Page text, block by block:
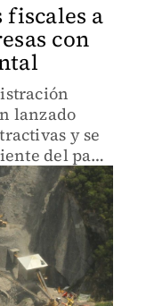
fiscales a
con
lanzado
y se
del pago